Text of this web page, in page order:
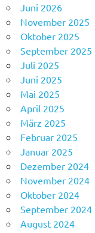
Juni 2026
November 2025
Oktober 2025
September 2025
Juli 2025
Juni 2025
Mai 2025
April 2025
März 2025
Februar 2025
Januar 2025
Dezember 2024
November 2024
Oktober 2024
September 2024
August 2024